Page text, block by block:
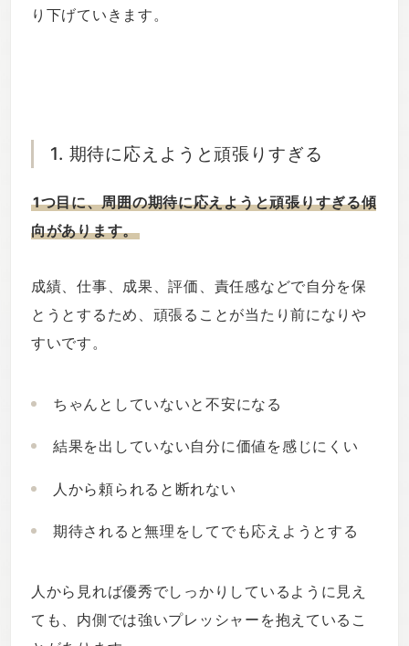
り下げていきます。
1. 期待に応えようと頑張りすぎる
1つ目に、周囲の期待に応えようと頑張りすぎる傾
向があります。
成績、仕事、成果、評価、責任感などで自分を保
とうとするため、頑張ることが当たり前になりや
すいです。
ちゃんとしていないと不安になる
結果を出していない自分に価値を感じにくい
人から頼られると断れない
期待されると無理をしてでも応えようとする
人から見れば優秀でしっかりしているように見え
ても、内側では強いプレッシャーを抱えているこ